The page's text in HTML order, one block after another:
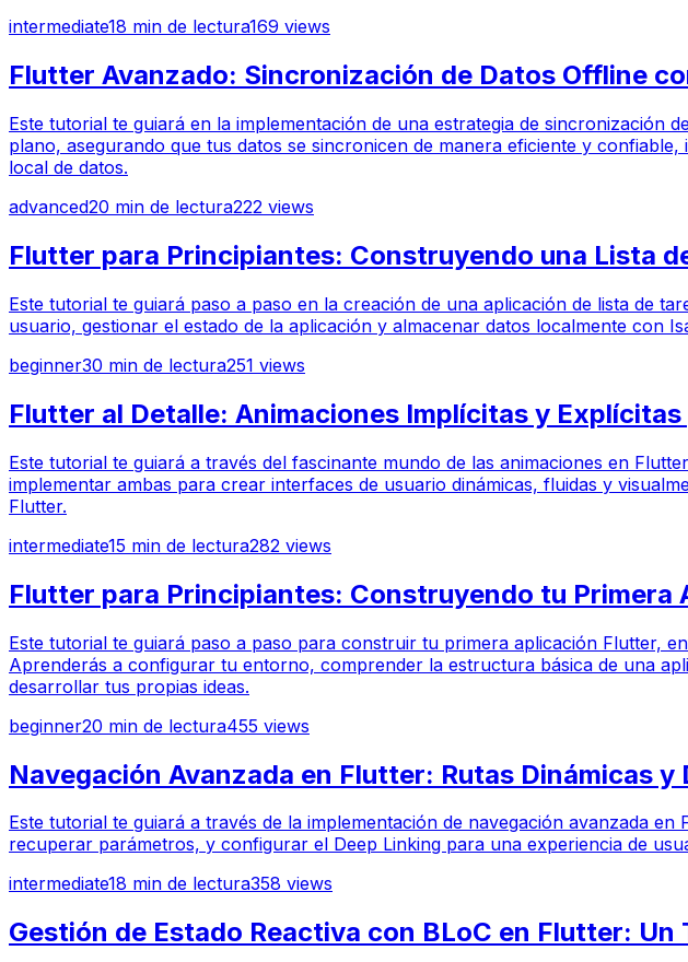
intermediate18 min de lectura169 views
Flutter Avanzado: Sincronización de Datos Offline
Este tutorial te guiará en la implementación de una estrategia de
plano, asegurando que tus datos se sincronicen de manera eficiente y
local de datos.
advanced20 min de lectura222 views
Flutter para Principiantes: Construyendo una Lista
Este tutorial te guiará paso a paso en la creación de una aplicación de lista de
usuario, gestionar el estado de la aplicación y almacenar datos localmente con
beginner30 min de lectura251 views
Flutter al Detalle: Animaciones Implícitas y
Este tutorial te guiará a través del fascinante mundo de las animaciones en
implementar ambas para crear interfaces de usuario dinámicas, fluidas y
Flutter.
intermediate15 min de lectura282 views
Flutter para Principiantes: Construyendo tu
Este tutorial te guiará paso a paso para construir tu primera aplicación Flutter,
Aprenderás a configurar tu entorno, comprender la estructura básica de una
desarrollar tus propias ideas.
beginner20 min de lectura455 views
Navegación Avanzada en Flutter: Rutas Dinámicas y
Este tutorial te guiará a través de la implementación de navegación avanzada
recuperar parámetros, y configurar el Deep Linking para una experiencia de
intermediate18 min de lectura358 views
Gestión de Estado Reactiva con BLoC en Flutter: Un